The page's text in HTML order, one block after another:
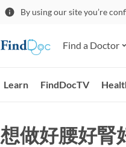
By using our site you’re
Find a Doctor
Learn FindDocTV
想做好腰好腎